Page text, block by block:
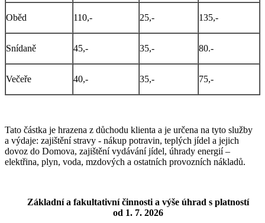
Oběd 110,- 25,- 135,-
Snídaně 45,- 35,- 80.-
Večeře 40,- 35,- 75,-
Tato částka je hrazena z důchodu klienta a je určena na tyto služby
a výdaje: zajištění stravy - nákup potravin, teplých jídel a jejich
dovoz do Domova, zajištění vydávání jídel, úhrady energií –
elektřina, plyn, voda, mzdových a ostatních provozních nákladů.
Základní a fakultativní činnosti a výše úhrad s platností
od 1. 7. 2026